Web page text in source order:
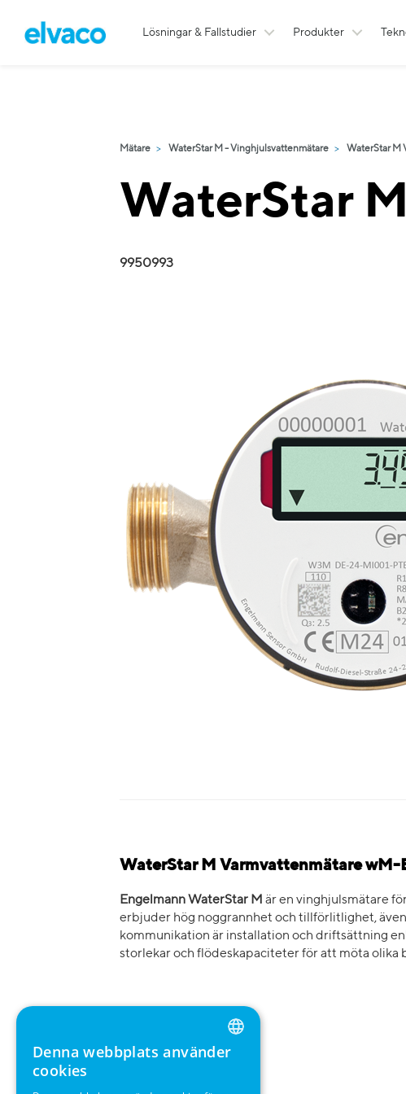
Lösningar & Fallstudier Produkter
Mätare WaterStar M - Vinghjulsvattenmätare WaterStar M
WaterStar M
9950993
WaterStar M Varmvattenmätare wM-
Engelmann WaterStar M är en vinghjulsmätare
erbjuder hög noggrannhet och tillförlitlighet,
kommunikation är installation och driftsättning
storlekar och flödeskapaciteter för att möta olika
ENGLISH
Denna webbplats använder
cookies